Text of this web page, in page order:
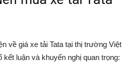
về giá xe tải Tata tại thị trường Việt
kết luận và khuyến nghị quan trọng: